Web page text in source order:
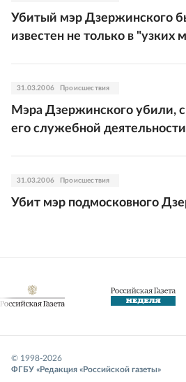
Убитый мэр Дзержинского
известен не только в "узких
31.03.2006 Происшествия
Мэра Дзержинского убили,
его служебной деятельности
31.03.2006 Происшествия
Убит мэр подмосковного
© 1998-2026
ФГБУ «Редакция «Российской газеты»